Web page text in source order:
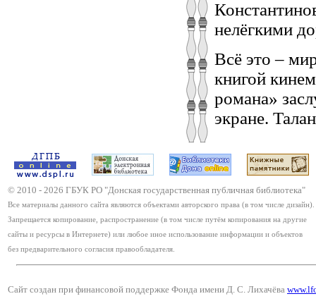
нелёгкими
Всё это –
книгой
романа»
экране.
© 2010 - 2026 ГБУК РО "Донская государственная публичная библиотека"
Все материалы данного сайта являются объектами авторского права (в том числе дизайн).
Запрещается копирование, распространение (в том числе путём копирования на другие
сайты и ресурсы в Интернете) или любое иное использование информации и объектов
без предварительного согласия правообладателя.
Сайт создан при финансовой поддержке Фонда имени Д. С. Лихачёва